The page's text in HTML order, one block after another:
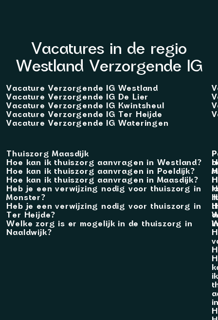
Vacatures in de regio
Westland Verzorgende IG
Vacature Verzorgende IG Westland
Vacature Verzorgende IG De Lier
Vacature Verzorgende IG Kwintsheul
Vacature Verzorgende IG Ter Heijde
Vacature Verzorgende IG Wateringen
Thuiszorg Maasdijk
Hoe kan ik thuiszorg aanvragen in Westland?
Hoe kan ik thuiszorg aanvragen in Poeldijk?
Hoe kan ik thuiszorg aanvragen in Maasdijk?
Heb je een verwijzing nodig voor thuiszorg in
Monster?
Heb je een verwijzing nodig voor thuiszorg in
Ter Heijde?
Welke zorg is er mogelijk in de thuiszorg in
Naaldwijk?